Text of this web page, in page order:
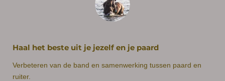
Haal het beste uit je jezelf en je paard
Verbeteren van de band en samenwerking tussen paard en
ruiter.